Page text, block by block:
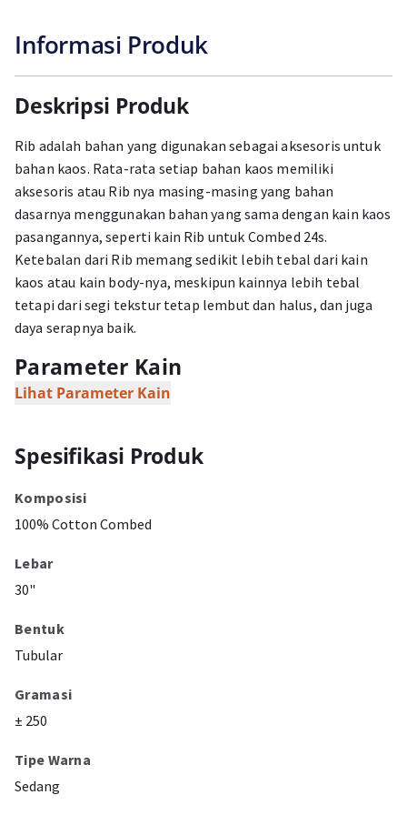
Informasi Produk
Deskripsi Produk
Rib adalah bahan yang digunakan sebagai aksesoris untuk
bahan kaos. Rata-rata setiap bahan kaos memiliki
aksesoris atau Rib nya masing-masing yang bahan
dasarnya menggunakan bahan yang sama dengan kain kaos
pasangannya, seperti kain Rib untuk Combed 24s.
Ketebalan dari Rib memang sedikit lebih tebal dari kain
kaos atau kain body-nya, meskipun kainnya lebih tebal
tetapi dari segi tekstur tetap lembut dan halus, dan juga
daya serapnya baik.
Parameter Kain
Lihat Parameter Kain
Spesifikasi Produk
Komposisi
100% Cotton Combed
Lebar
30"
Bentuk
Tubular
Gramasi
± 250
Tipe Warna
Sedang